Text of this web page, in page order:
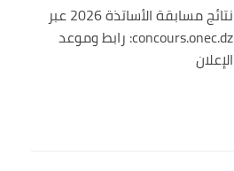
نتائج مسابقة الأساتذة 2026 عبر
concours.onec.dz: رابط وموعد
الإعلان